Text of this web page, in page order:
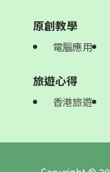
原創教學
電腦應用
旅遊心得
香港旅遊